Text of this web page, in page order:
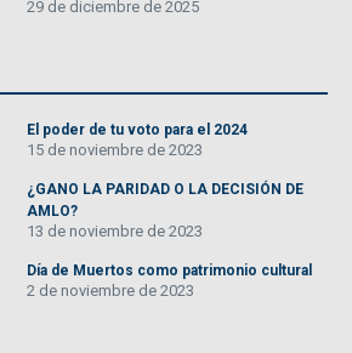
29 de diciembre de 2025
El poder de tu voto para el 2024
15 de noviembre de 2023
¿GANO LA PARIDAD O LA DECISIÓN DE
AMLO?
13 de noviembre de 2023
Día de Muertos como patrimonio cultural
2 de noviembre de 2023